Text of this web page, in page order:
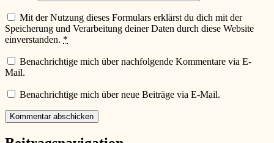
Mit der Nutzung dieses Formulars erklärst du dich mit der
Speicherung und Verarbeitung deiner Daten durch diese Website
einverstanden. *
Benachrichtige mich über nachfolgende Kommentare via E-
Mail.
Benachrichtige mich über neue Beiträge via E-Mail.